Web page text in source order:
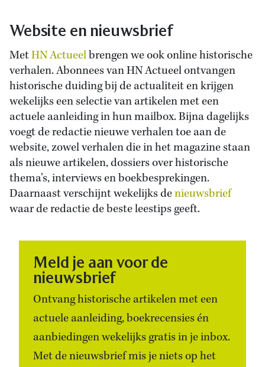
Website en nieuwsbrief
MetHN Actueelbrengen we ook online historische
verhalen. Abonnees van HN Actueel ontvangen
historische duiding bij de actualiteit en krijgen
wekelijks een selectie van artikelen met een
actuele aanleiding in hun mailbox. Bijna dagelijks
voegt de redactie nieuwe verhalen toe aan de
website, zowel verhalen die in het magazine staan
als nieuwe artikelen, dossiers over historische
thema’s, interviews en boekbesprekingen.
Daarnaast verschijnt wekelijks denieuwsbrief
waar de redactie de beste leestips geeft.
Meld je aan voor de
nieuwsbrief
Ontvang historische artikelen met een
actuele aanleiding, boekrecensies én
aanbiedingen wekelijks gratis in je inbox.
Met de nieuwsbrief mis je niets op het